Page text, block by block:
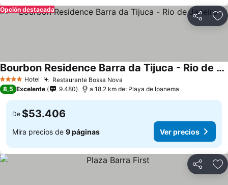
Compartir
Opción destacada
4 EstrellasHotel Restaurante Bossa Nova
Bourbon Residence Barra da Tijuca - Rio de Janeiro
Ver precios
8,5 Excelente 9.480 a 18.2 km de: Playa de Ipanema
De $53.406
Mira precios de 9 páginas Ver precios
Compartir